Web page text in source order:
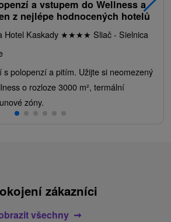
a vstupem do Wellness a
z nejlépe hodnocených hotelů
Hotel Kaskady ★★★★ Sliač - Sielnica
polopenzí a pitím. Užijte si neomezený
o rozloze 3000 m², termální
zóny.
zákazníci
všechny